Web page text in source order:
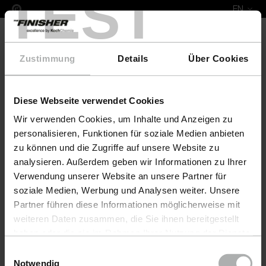
TEST
Zustimmung Details Über Cookies
Diese Webseite verwendet Cookies
Wir verwenden Cookies, um Inhalte und Anzeigen zu
personalisieren, Funktionen für soziale Medien anbieten
zu können und die Zugriffe auf unsere Website zu
analysieren. Außerdem geben wir Informationen zu Ihrer
Verwendung unserer Website an unsere Partner für
soziale Medien, Werbung und Analysen weiter. Unsere
Partner führen diese Informationen möglicherweise mit
weiteren Daten zusammen, die Sie ihnen bereitgestellt
Einstellungen zu den Cookies finden Sie unter
Notwendig
EN
Complete Leather Repair Set Mitsubishi